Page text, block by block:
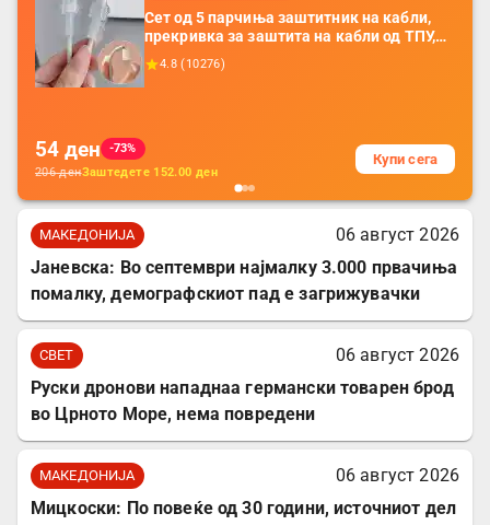
Сет од 5 парчиња заштитник на кабли,
прекривка за заштита на кабли од ТПУ,
додатоци за заштита на кабли, без
батерија, за мобилни телефони, комплет
4.8 (10276)
54 ден
-73%
206денЗаштедете 152.00 ден
Купи сега
МАКЕДОНИЈА
06 август 2026
Јаневска: Во септември најмалку 3.000 првачиња
помалку, демографскиот пад е загрижувачки
СВЕТ
06 август 2026
Руски дронови нападнаа германски товарен брод
во Црното Море, нема повредени
МАКЕДОНИЈА
06 август 2026
Мицкоски: По повеќе од 30 години, источниот дел